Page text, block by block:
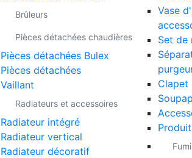
Brûleurs
Pièces détachées chaudières
Pièces détachées Bulex
Pièces détachées
Vaillant
Radiateurs et accessoires
Radiateur intégré
Radiateur vertical
Radiateur décoratif
Vase
Set de
Clapet